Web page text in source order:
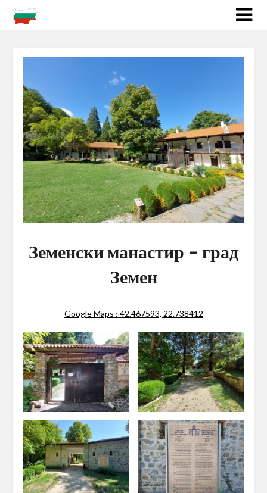
Земенски манастир – град
Земен
Google Maps : 42.467593, 22.738412